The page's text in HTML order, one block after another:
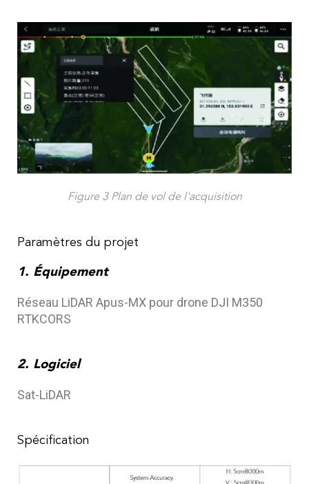
Figure 3 Plan de vol de l'acquisition
Paramètres du projet
1. Équipement
Réseau LiDAR Apus-MX pour drone DJI M350
RTKCORS
2. Logiciel
Sat-LiDAR
Spécification